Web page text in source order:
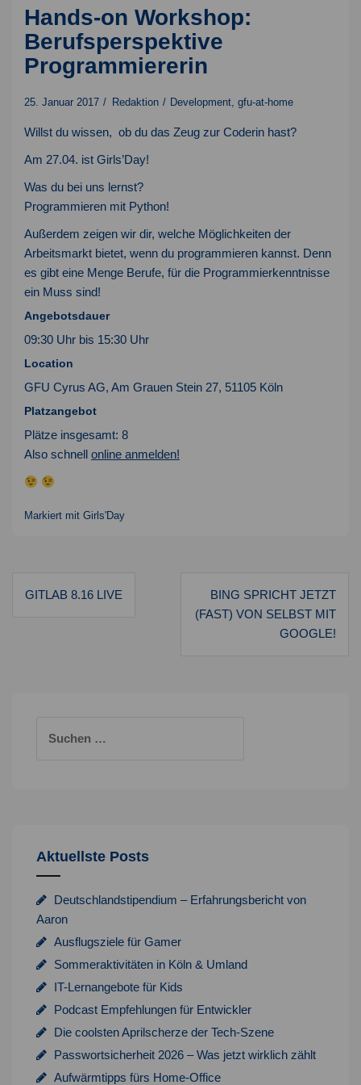
Hands-on Workshop:
Berufsperspektive
Programmiererin
25. Januar 2017 Redaktion Development, gfu-at-home
Willst du wissen, ob du das Zeug zur Coderin hast?
Am 27.04. ist Girls’Day!
Was du bei uns lernst?
Programmieren mit Python!
Außerdem zeigen wir dir, welche Möglichkeiten der
Arbeitsmarkt bietet, wenn du programmieren kannst. Denn
es gibt eine Menge Berufe, für die Programmierkenntnisse
ein Muss sind!
Angebotsdauer
09:30 Uhr bis 15:30 Uhr
Location
GFU Cyrus AG, Am Grauen Stein 27, 51105 Köln
Platzangebot
Plätze insgesamt: 8
Also schnell online anmelden!
Markiert mit Girls'Day
Beitragsnavigation
GITLAB 8.16 LIVE
BING SPRICHT JETZT
(FAST) VON SELBST MIT
GOOGLE!
nach:
Aktuellste Posts
Deutschlandstipendium – Erfahrungsbericht von
Aaron
Ausflugsziele für Gamer
Sommeraktivitäten in Köln & Umland
IT-Lernangebote für Kids
Podcast Empfehlungen für Entwickler
Die coolsten Aprilscherze der Tech-Szene
Passwortsicherheit 2026 – Was jetzt wirklich zählt
Aufwärmtipps fürs Home-Office